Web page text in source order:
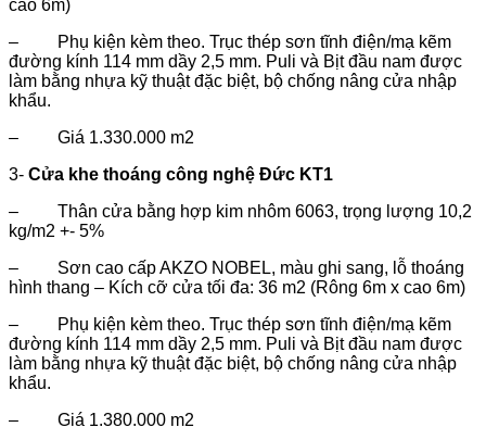
cao 6m)
– Phụ kiện kèm theo. Trục thép sơn tĩnh điện/mạ kẽm
đường kính 114 mm dầy 2,5 mm. Puli và Bịt đầu nam được
làm bằng nhựa kỹ thuật đặc biệt, bộ chống nâng cửa nhập
khẩu.
– Giá 1.330.000 m2
3- Cửa khe thoáng công nghệ Đức KT1
– Thân cửa bằng hợp kim nhôm 6063, trọng lượng 10,2
kg/m2 +- 5%
– Sơn cao cấp AKZO NOBEL, màu ghi sang, lỗ thoáng
hình thang – Kích cỡ cửa tối đa: 36 m2 (Rông 6m x cao 6m)
– Phụ kiện kèm theo. Trục thép sơn tĩnh điện/mạ kẽm
đường kính 114 mm dầy 2,5 mm. Puli và Bịt đầu nam được
làm bằng nhựa kỹ thuật đặc biệt, bộ chống nâng cửa nhập
khẩu.
– Giá 1.380.000 m2